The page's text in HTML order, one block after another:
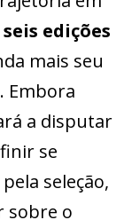
seis edições
mais seu
Embora
a disputar
se
seleção,
sobre o